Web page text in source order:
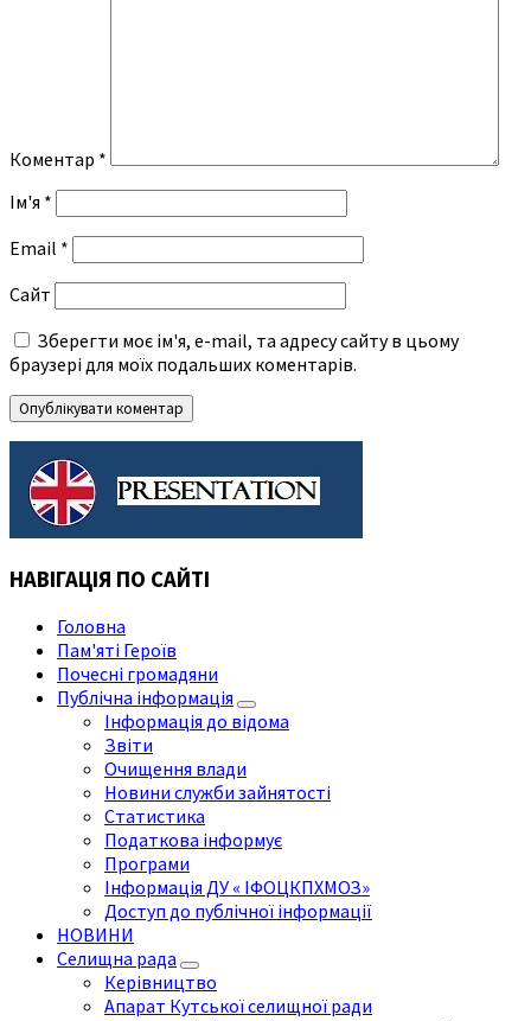
Коментар *
Ім'я *
Email *
Сайт
Зберегти моє ім'я, e-mail, та адресу сайту в цьому
браузері для моїх подальших коментарів.
НАВІГАЦІЯ ПО САЙТІ
Головна
Пам'яті Героїв
Почесні громадяни
Публічна інформація
Інформація до відома
Звіти
Очищення влади
Новини служби зайнятості
Статистика
Податкова інформує
Програми
Інформація ДУ « ІФОЦКПХМОЗ»
Доступ до публічної інформації
НОВИНИ
Селищна рада
Керівництво
Апарат Кутської селищної ради